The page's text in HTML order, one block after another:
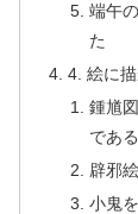
端午
た
4. 絵に
鍾馗
である
辟邪
小鬼